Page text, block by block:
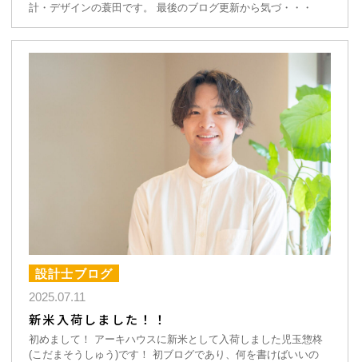
計・デザインの蓑田です。 最後のブログ更新から気づ・・・
設計士ブログ
2025.07.11
新米入荷しました！！
初めまして！ アーキハウスに新米として入荷しました児玉惣柊
(こだまそうしゅう)です！ 初ブログであり、何を書けばいいの